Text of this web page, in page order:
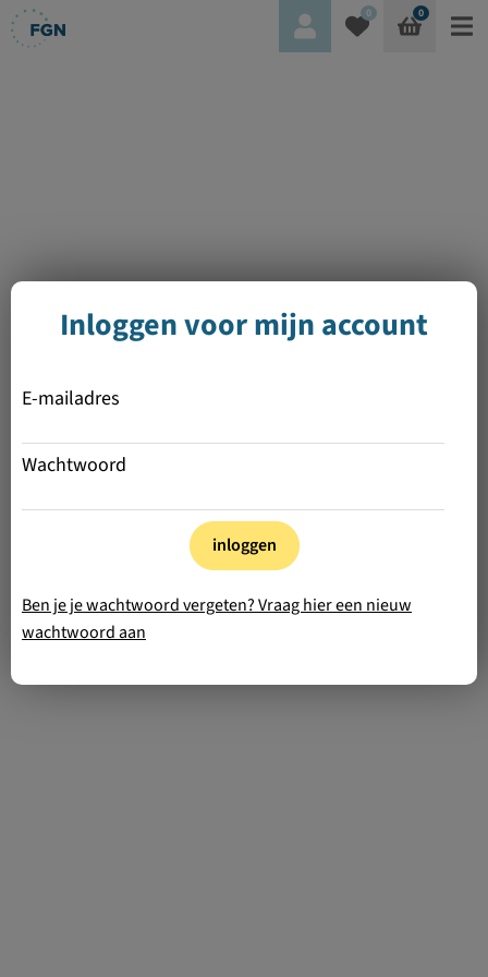
0 0
Inloggen voor mijn account
E-mailadres
Wachtwoord
inloggen
Ben je je wachtwoord vergeten? Vraag hier een nieuw
wachtwoord aan